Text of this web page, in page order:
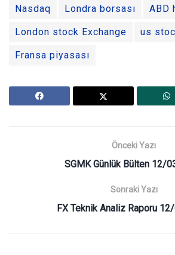
Nasdaq Londra borsası ABD
London stock Exchange us
Fransa piyasası
Önceki Yazı
SGMK Günlük Bülten 12/
Sonraki Yazı
FX Teknik Analiz Raporu